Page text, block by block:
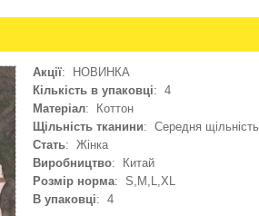
Акції: НОВИНКА
Кількість в упаковці: 4
Матеріал: Коттон
Щільність тканини: Середня щільність
Стать: Жінка
Виробництво: Китай
Розмір норма: S,M,L,XL
В упаковці: 4